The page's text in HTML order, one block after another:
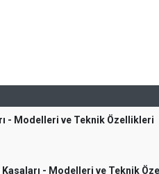
- Modelleri ve Teknik Özellikleri
Kasaları - Modelleri ve Teknik